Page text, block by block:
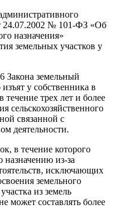
24.07.2002 № 101-ФЗ «Об
назначения»
земельных участков у
Закона земельный
у собственника в
течение трех лет и более
сельскохозяйственного
связанной с
деятельности.
в течение которого
назначению из-за
исключающих
земельного
из земель
может составлять более